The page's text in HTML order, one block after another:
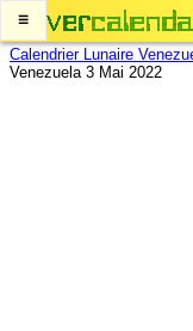
≡
Calendrier Lunaire
Venezuela 3 Mai 2022